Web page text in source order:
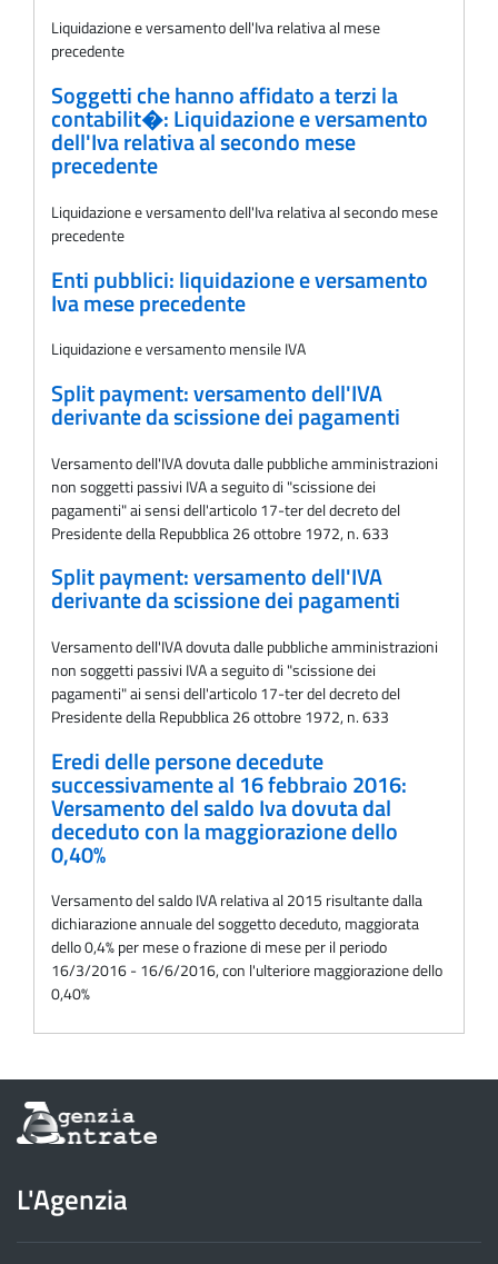
Liquidazione e versamento dell'Iva relativa al mese
precedente
Soggetti che hanno affidato a terzi la
contabilit�: Liquidazione e versamento
dell'Iva relativa al secondo mese
precedente
Liquidazione e versamento dell'Iva relativa al secondo mese
precedente
Enti pubblici: liquidazione e versamento
Iva mese precedente
Liquidazione e versamento mensile IVA
Split payment: versamento dell'IVA
derivante da scissione dei pagamenti
Versamento dell'IVA dovuta dalle pubbliche amministrazioni
non soggetti passivi IVA a seguito di "scissione dei
pagamenti" ai sensi dell'articolo 17-ter del decreto del
Presidente della Repubblica 26 ottobre 1972, n. 633
Split payment: versamento dell'IVA
derivante da scissione dei pagamenti
Versamento dell'IVA dovuta dalle pubbliche amministrazioni
non soggetti passivi IVA a seguito di "scissione dei
pagamenti" ai sensi dell'articolo 17-ter del decreto del
Presidente della Repubblica 26 ottobre 1972, n. 633
Eredi delle persone decedute
successivamente al 16 febbraio 2016:
Versamento del saldo Iva dovuta dal
deceduto con la maggiorazione dello
0,40%
Versamento del saldo IVA relativa al 2015 risultante dalla
dichiarazione annuale del soggetto deceduto, maggiorata
dello 0,4% per mese o frazione di mese per il periodo
16/3/2016 - 16/6/2016, con l'ulteriore maggiorazione dello
0,40%
Informazioni
sul
dell'Agenzia
delle
Entrate
L'Agenzia